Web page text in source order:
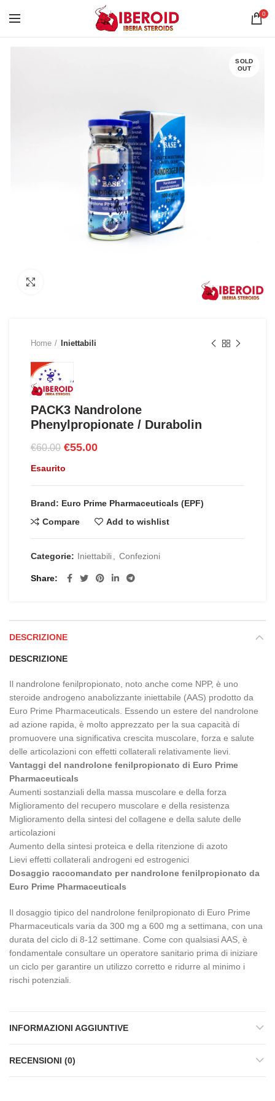
0
SOLD
OUT
Home Iniettabili
PACK3 Nandrolone
Phenylpropionate / Durabolin
€60.00 Il
originale
era:
€60.00.
€55.00Il
è:
€55.00.
Esaurito
Brand: Euro Prime Pharmaceuticals (EPF)
Compare
Add to wishlist
Categorie: Iniettabili Confezioni
Share
DESCRIZIONE
DESCRIZIONE
Il nandrolone fenilpropionato, noto anche come NPP, è uno
steroide androgeno anabolizzante iniettabile (AAS) prodotto da
Euro Prime Pharmaceuticals. Essendo un estere del nandrolone
ad azione rapida, è molto apprezzato per la sua capacità di
promuovere una significativa crescita muscolare, forza e salute
delle articolazioni con effetti collaterali relativamente lievi.
Vantaggi del nandrolone fenilpropionato di Euro Prime
Pharmaceuticals
Aumenti sostanziali della massa muscolare e della forza
Miglioramento del recupero muscolare e della resistenza
Miglioramento della sintesi del collagene e della salute delle
articolazioni
Aumento della sintesi proteica e della ritenzione di azoto
Lievi effetti collaterali androgeni ed estrogenici
Dosaggio raccomandato per nandrolone fenilpropionato da
Euro Prime Pharmaceuticals
Il dosaggio tipico del nandrolone fenilpropionato di Euro Prime
Pharmaceuticals varia da 300 mg a 600 mg a settimana, con una
durata del ciclo di 8-12 settimane. Come con qualsiasi AAS, è
fondamentale consultare un operatore sanitario prima di iniziare
un ciclo per garantire un utilizzo corretto e ridurre al minimo i
rischi potenziali.
INFORMAZIONI AGGIUNTIVE
RECENSIONI (0)